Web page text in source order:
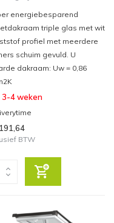
energiebesparend
triple glas met wit
profiel met meerdere
schuim gevuld. U
dakraam: Uw = 0,86
3-4 weken
BTW